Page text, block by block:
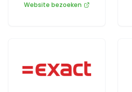
Website bezoeken